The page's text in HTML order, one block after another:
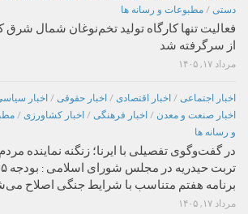
دستی / مطبوعات و رسانه ها
فعالیت تنها کارگاه تولید تخم‌نوغان شمال شرق
از سرگرفته شد
مرداد ۱۷, ۱۴۰۵
اخبار اجتماعی / اخبار اقتصادی / اخبار حقوقی / اخبار
اخبار صنعت و معدن / اخبار فرهنگی / اخبار کشاورزی /
و رسانه ها
در گفت‌وگوی تفصیلی با ایرنا؛ زنگنه نماینده مردم
برنامه هفتم متناسب با شرایط جنگی اصلاح
مرداد ۱۷, ۱۴۰۵